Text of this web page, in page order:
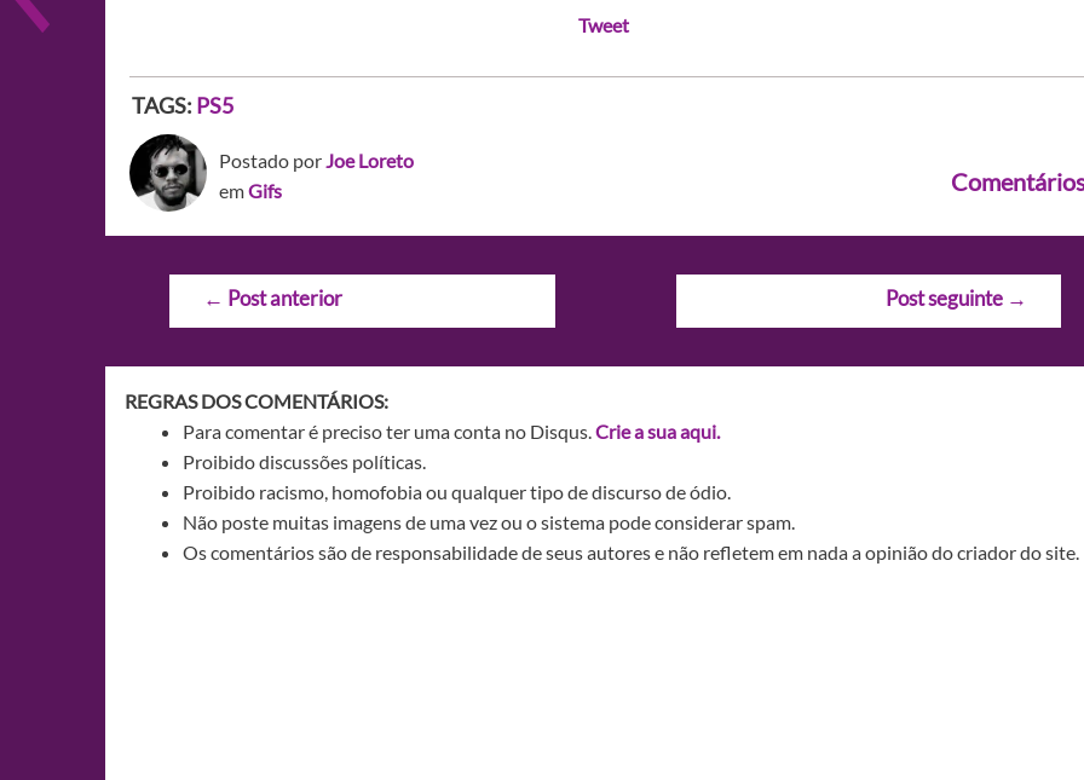
Tweet
TAGS: PS5
Postado porJoe Loreto
emGifs
Navegação
← Post anterior Post seguinte →
REGRAS DOS COMENTÁRIOS:
Para comentar é preciso ter uma conta no Disqus.Crie a sua aqui.
Proibido discussões políticas.
Proibido racismo, homofobia ou qualquer tipo de discurso de ódio.
Não poste muitas imagens de uma vez ou o sistema pode considerar spam.
Os comentários são de responsabilidade de seus autores e não refletem em nada a opinião do criador do site.